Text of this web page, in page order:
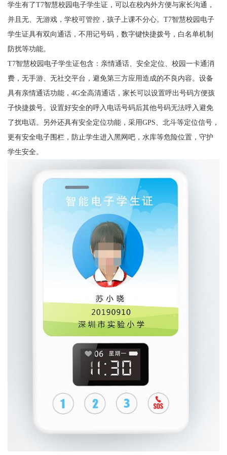
学生有了T7智慧校园电子学生证，可以在校内外方便与家长沟通，
并且无、无游戏，学校可管控，孩子上课不分心。T7智慧校园电子
学生证具有双向通话，不用记号码，数字键快捷拨号，白名单机制
防扰等功能。
T7智慧校园电子学生证包含：亲情通话、安全定位、校园一卡通消
费，无手游、无社交平台，避免第三方应用造成的不良内容。设备
具有亲情通话功能，4G全高清通话，家长可以设置呼出号码方便孩
子快捷拨号。设置好安全的呼入电话号码后其他号码无法呼入避免
了扰电话。另外还具有安全定位功能，采用GPS、北斗等定位信号，
更有安全电子围栏，防止学生进入黑网吧，水库等危险位置，守护
学生安全。